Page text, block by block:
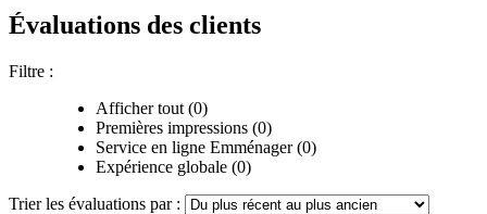
Évaluations des clients
Filtre :
Afficher tout (0)
Premières impressions (0)
Service en ligne Emménager (0)
Expérience globale (0)
Trier les évaluations par :